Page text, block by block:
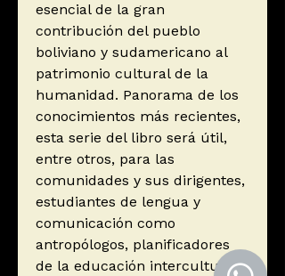
esencial de la gran
contribución del pueblo
boliviano y sudamericano al
patrimonio cultural de la
humanidad. Panorama de los
conocimientos más recientes,
esta serie del libro será útil,
entre otros, para las
comunidades y sus dirigentes,
estudiantes de lengua y
comunicación como
antropólogos, planificadores
de la educación intercultural